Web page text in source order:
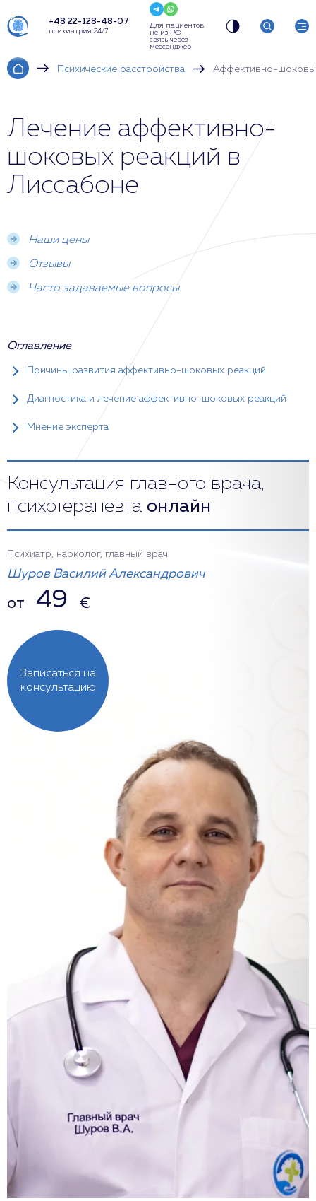
+48 22-128-48-07
психиатрия 24/7
Для пациентов
не из РФ
связь через
мессенджер
Психические расстройства Аффективно-
Лечение аффективно-
шоковых реакций в
Лиссабоне
Наши цены
Отзывы
Часто задаваемые вопросы
Оглавление
Причины развития аффективно-шоковых реакций
Диагностика и лечение аффективно-шоковых реакций
Мнение эксперта
Консультация главного врача,
психотерапевта онлайн
Записаться на
консультацию
Психиатр, нарколог, главный врач
Шуров Василий Александрович
от 49 €